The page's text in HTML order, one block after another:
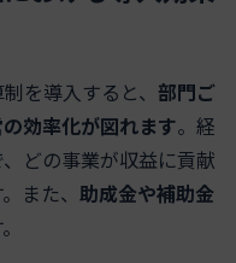
を導入すると、 部門ご
効率化が図れます。経
どの事業が収益に貢献
また、 助成金や補助金